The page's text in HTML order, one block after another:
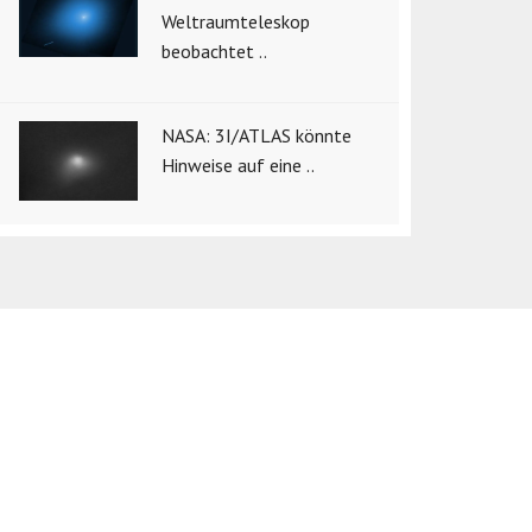
Weltraumteleskop
beobachtet ..
NASA: 3I/ATLAS könnte
Hinweise auf eine ..